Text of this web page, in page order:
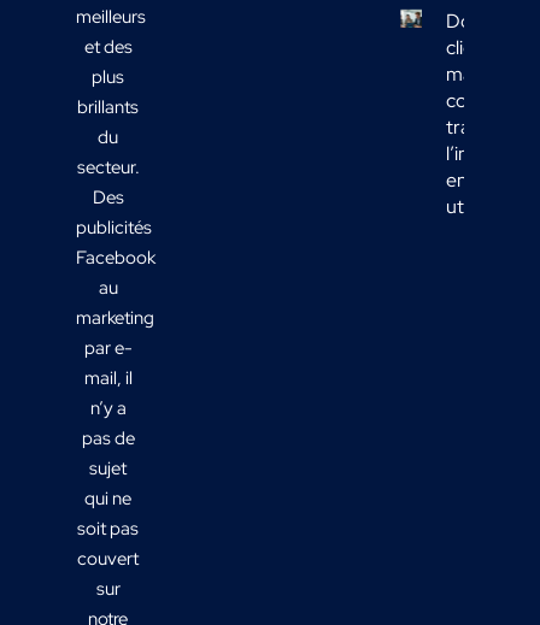
meilleurs
et des
plus
brillants
du
secteur.
Des
publicités
Facebook
au
marketing
par e-
mail, il
n’y a
pas de
sujet
qui ne
soit pas
couvert
sur
notre
Données
clients
marketing :
comment
en actions
utiles ?